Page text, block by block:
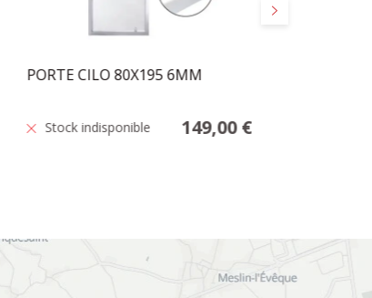
Suivant
PORTE CILO 80X195 6MM
Stock indisponible 149,00 €